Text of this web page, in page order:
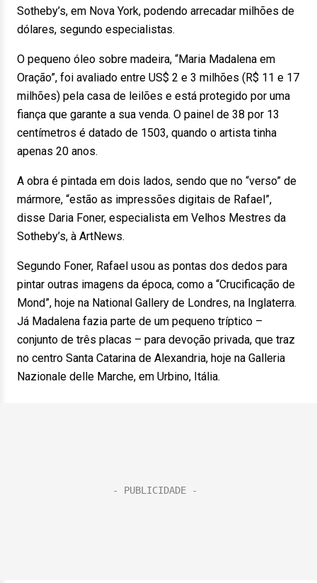
Sotheby’s, em Nova York, podendo arrecadar milhões de
dólares, segundo especialistas.
O pequeno óleo sobre madeira, “Maria Madalena em
Oração”, foi avaliado entre US$ 2 e 3 milhões (R$ 11 e 17
milhões) pela casa de leilões e está protegido por uma
fiança que garante a sua venda. O painel de 38 por 13
centímetros é datado de 1503, quando o artista tinha
apenas 20 anos.
A obra é pintada em dois lados, sendo que no “verso” de
mármore, “estão as impressões digitais de Rafael”,
disse Daria Foner, especialista em Velhos Mestres da
Sotheby’s, à ArtNews.
Segundo Foner, Rafael usou as pontas dos dedos para
pintar outras imagens da época, como a “Crucificação de
Mond”, hoje na National Gallery de Londres, na Inglaterra.
Já Madalena fazia parte de um pequeno tríptico –
conjunto de três placas – para devoção privada, que traz
no centro Santa Catarina de Alexandria, hoje na Galleria
Nazionale delle Marche, em Urbino, Itália.